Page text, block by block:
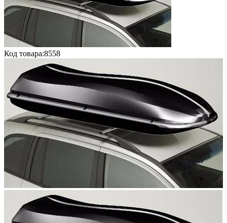
Код товара:8558